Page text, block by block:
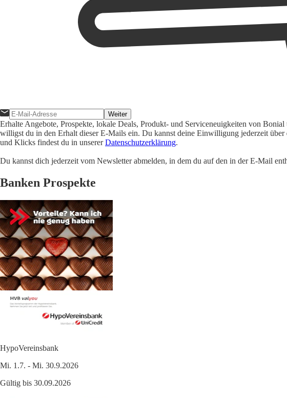
Weiter
Erhalte Angebote, Prospekte, lokale Deals, Produkt- und Serviceneuigkeiten von
willigst du in den Erhalt dieser E-Mails ein. Du kannst deine Einwilligung jederzeit
und Klicks findest du in unsererDatenschutzerklärung.
Du kannst dich jederzeit vom Newsletter abmelden, in dem du auf den in der E-Mail
Banken Prospekte
HypoVereinsbank
Mi. 1.7. - Mi. 30.9.2026
Gültig bis 30.09.2026